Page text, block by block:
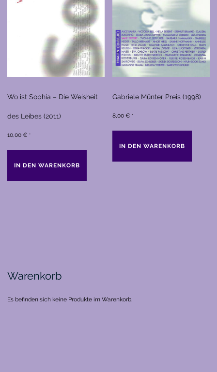
Wo ist Sophia – Die Weisheit
des Leibes (2011)
10,00 € *
IN DEN WARENKORB
Gabriele Münter Preis (1998)
8,00€ *
IN DEN WARENKORB
Warenkorb
Es befinden sich keine Produkte im Warenkorb.